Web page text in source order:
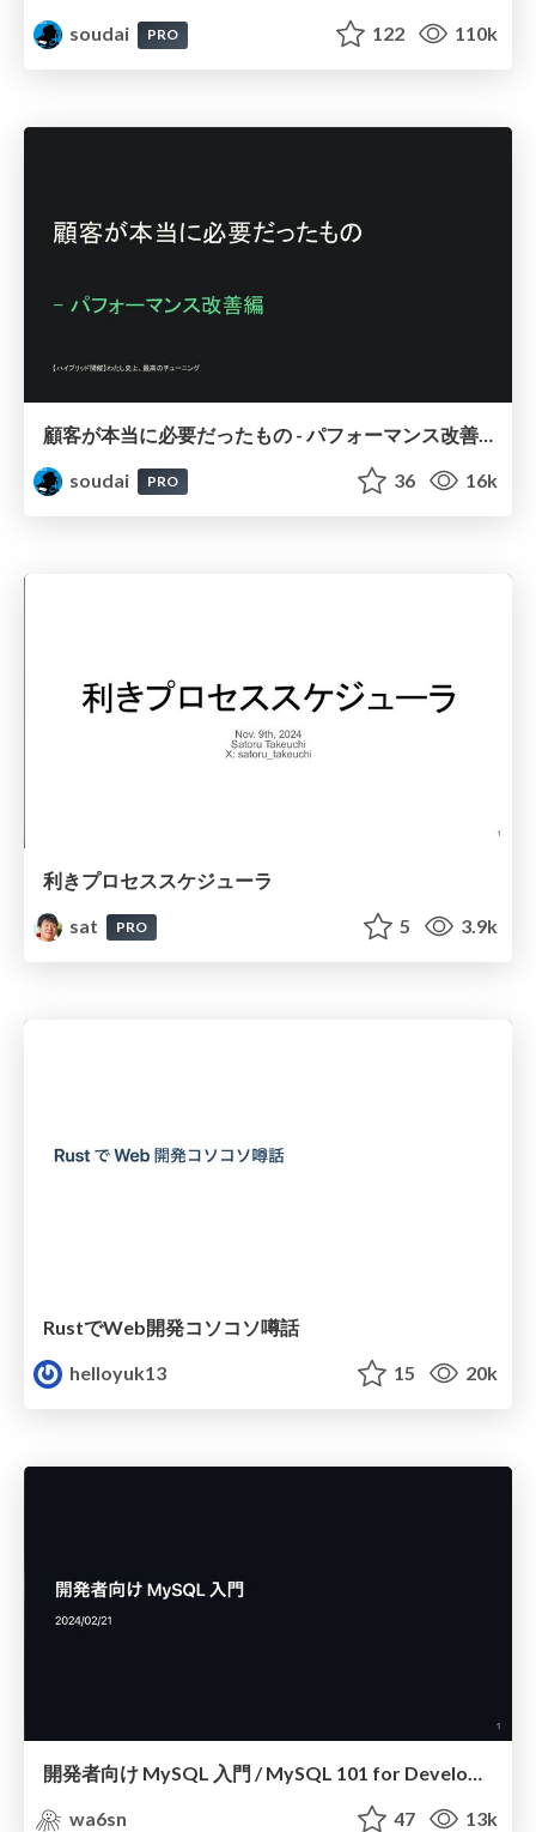
soudai PRO 122 110k
顧客が本当に必要だったもの - パフォーマンス改善編 / Make what is needed
soudai
PRO 36 16k
利きプロセススケジューラ
sat
PRO 5 3.9k
RustでWeb開発コソコソ噂話
helloyuk13
15 20k
開発者向け MySQL 入門 / MySQL 101 for Developers
wa6sn
47 13k